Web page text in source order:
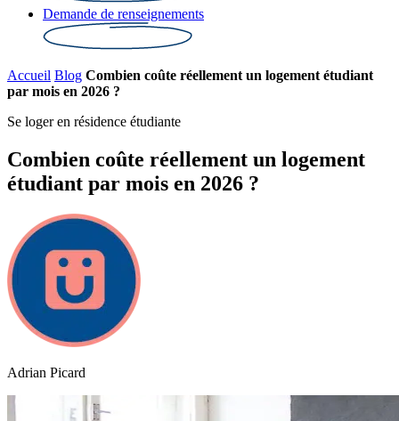
Demande de renseignements
Accueil Blog Combien coûte réellement un logement étudiant
par mois en 2026 ?
Se loger en résidence étudiante
Combien coûte réellement un logement
étudiant par mois en 2026 ?
Adrian Picard